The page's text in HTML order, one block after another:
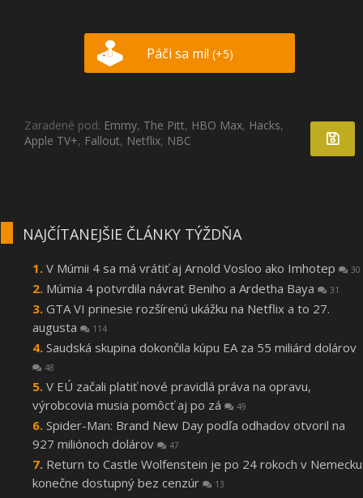
Páči sa mi! (+5)
Zaradené pod: Emmy, The Pitt, HBO Max, Hacks,
Apple TV+, Fallout, Netflix, NBC
NAJČÍTANEJŠIE ČLÁNKY TÝŽDŇA
V Múmii 4 sa má vrátiť aj Arnold Vosloo ako Imhotep 30
Múmia 4 potvrdila návrat Beniho a Ardetha Baya 31
GTA VI prinesie rozšírenú ukážku na Netflix a to 27.
augusta
114
Saudská skupina dokončila kúpu EA za 55 miliárd dolárov
48
V EÚ začali platiť nové pravidlá práva na opravu,
výrobcovia musia pomôcť aj po zá
49
Spider-Man: Brand New Day podľa odhadov otvoril na
927 miliónoch dolárov
47
Return to Castle Wolfenstein je po 24 rokoch v Nemecku
konečne dostupný bez cenzúr
13